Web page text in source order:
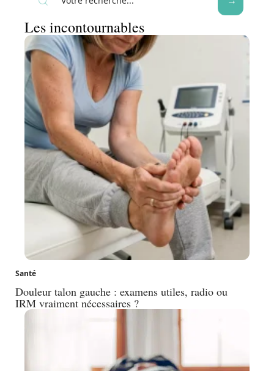
Les incontournables
Santé
Douleur talon gauche : examens utiles, radio ou
IRM vraiment nécessaires ?